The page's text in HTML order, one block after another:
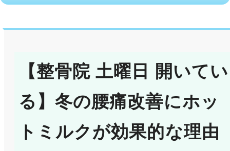
【整骨院 土曜日 開いてい
る】冬の腰痛改善にホッ
トミルクが効果的な理由